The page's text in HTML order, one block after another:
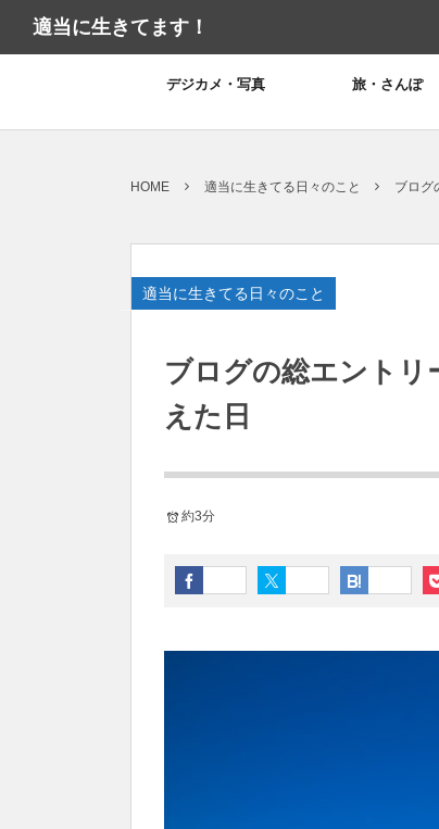
適当に生きてます！
デジカメ・写真 旅・さんぽ
HOME 適当に生きてる日々のこと ブログ
適当に生きてる日々のこと
ブログの総エントリ
えた日
約3分